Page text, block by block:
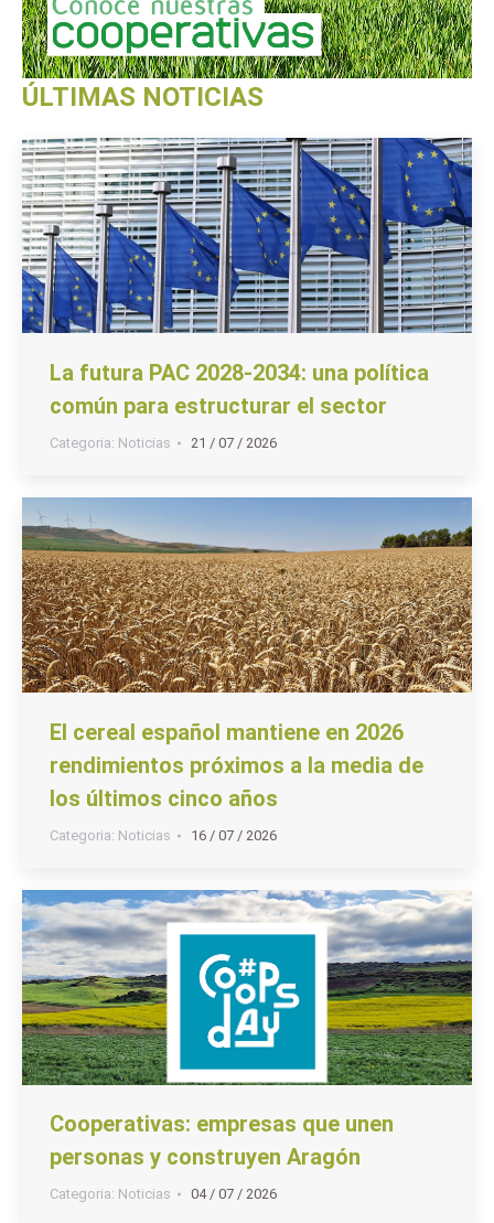
ÚLTIMAS NOTICIAS
La futura PAC 2028-2034: una política
común para estructurar el sector
Categoria: Noticias 21 / 07 / 2026
El cereal español mantiene en 2026
rendimientos próximos a la media de
los últimos cinco años
Categoria: Noticias 16 / 07 / 2026
Cooperativas: empresas que unen
personas y construyen Aragón
Categoria: Noticias 04 / 07 / 2026